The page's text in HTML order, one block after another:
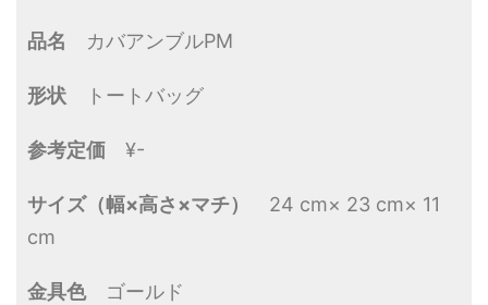
品名 カバアンブルPM
形状 トートバッグ
参考定価 ¥-
サイズ（幅×高さ×マチ）
24 cm× 23 cm× 11
cm
金具色 ゴールド